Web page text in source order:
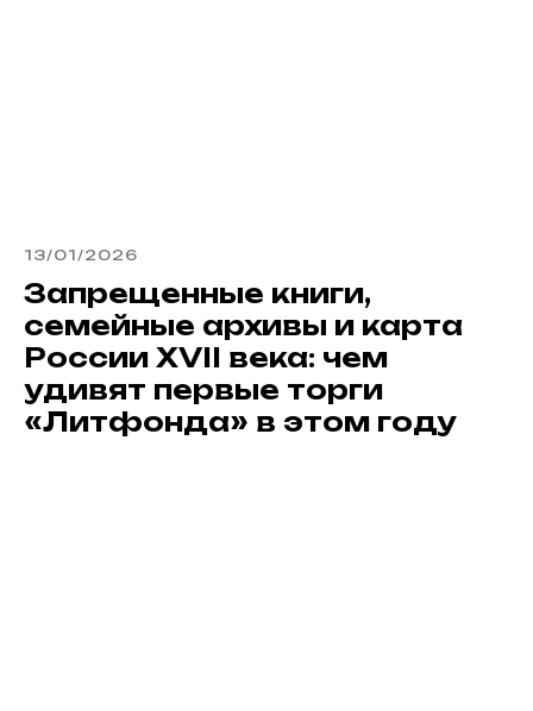
13/01/2026
Запрещенные книги,
семейные архивы и карта
России XVII века: чем
удивят первые торги
«Литфонда» в этом году